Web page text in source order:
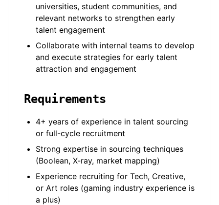
universities, student communities, and
relevant networks to strengthen early
talent engagement
Collaborate with internal teams to develop
and execute strategies for early talent
attraction and engagement
Requirements
4+ years of experience in talent sourcing
or full-cycle recruitment
Strong expertise in sourcing techniques
(Boolean, X-ray, market mapping)
Experience recruiting for Tech, Creative,
or Art roles (gaming industry experience is
a plus)